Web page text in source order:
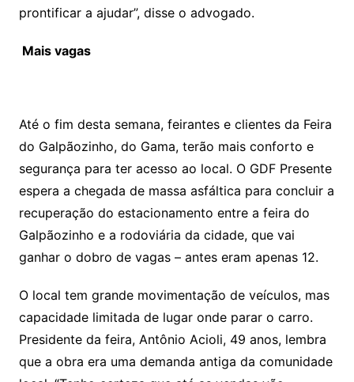
prontificar a ajudar”, disse o advogado.
Mais vagas
Até o fim desta semana, feirantes e clientes da Feira
do Galpãozinho, do Gama, terão mais conforto e
segurança para ter acesso ao local. O GDF Presente
espera a chegada de massa asfáltica para concluir a
recuperação do estacionamento entre a feira do
Galpãozinho e a rodoviária da cidade, que vai
ganhar o dobro de vagas – antes eram apenas 12.
O local tem grande movimentação de veículos, mas
capacidade limitada de lugar onde parar o carro.
Presidente da feira, Antônio Acioli, 49 anos, lembra
que a obra era uma demanda antiga da comunidade